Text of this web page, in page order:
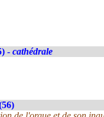
- cathédrale